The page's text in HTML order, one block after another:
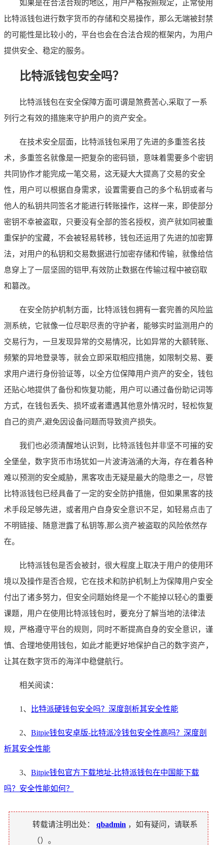
如果是在合法合规的地区，用户严格按照规定，正常使用
比特派钱包进行数字货币的存储和交易操作，那么无端被封禁
的可能性是比较小的，平台也会在合法合规的框架内，为用户
提供安全、稳定的服务。
比特派钱包安全吗？
比特派钱包在安全保障方面可谓是煞费苦心,采取了一系
列行之有效的措施来守护用户的资产安全。
在技术安全层面，比特派钱包采用了先进的多重签名技
术，多重签名就像是一把复杂的密码锁，意味着需要多个密钥
共同协作才能完成一笔交易，这无疑大大提高了交易的安全
性，用户可以根据自身需求，设置需要自己的多个私钥或者与
他人的私钥共同签名才能进行转账操作，这样一来，即使部分
密钥不幸被盗取，只要没有全部的签名授权，资产就如同被重
重保护的宝藏，不会被轻易转移，钱包还运用了先进的加密算
法，对用户的私钥和交易数据进行加密存储和传输，就像给信
息穿上了一层坚固的铠甲,有效防止数据在传输过程中被窃取
和篡改。
在安全防护机制方面，比特派钱包拥有一套完善的风险监
测系统，它就像一位尽职尽责的守护者，能够实时监测用户的
交易行为，一旦发现异常的交易情况，比如异常的大额转账、
频繁的异地登录等，就会立即采取相应措施，如限制交易、要
求用户进行身份验证等，以全方位保障用户资产的安全，钱包
还贴心地提供了备份和恢复功能，用户可以通过备份助记词等
方式，在钱包丢失、损坏或者遭遇其他意外情况时，轻松恢复
自己的资产,避免因设备问题而导致资产损失。
我们也必须清醒地认识到，比特派钱包并非坚不可摧的安
全堡垒，数字货币市场犹如一片波涛汹涌的大海，存在着各种
难以预测的安全威胁，黑客攻击无疑是最大的隐患之一，尽管
比特派钱包已经具备了一定的安全防护措施，但如果黑客的技
术手段足够先进，或者用户自身安全意识不足，如轻易点击了
不明链接、随意泄露了私钥等,那么资产被盗取的风险依然存
在。
比特派钱包是否会被封，很大程度上取决于用户的使用环
境以及操作是否合规，它在技术和防护机制上为保障用户安全
付出了诸多努力，但安全问题始终是一个不能掉以轻心的重要
课题，用户在使用比特派钱包时，要充分了解当地的法律法
规，严格遵守平台的规则，同时不断提高自身的安全意识，谨
慎、合理地使用钱包，如此才能更好地保护自己的数字资产，
让其在数字货币的海洋中稳健航行。
相关阅读：
1、 比特派硬钱包安全吗？深度剖析其安全性能
2、 Bitpie钱包安卓版-比特派冷钱包安全性高吗？深度剖
析其安全性能
3、 Bitpie钱包官方下载地址-比特派钱包在中国能下载
吗？安全性能如何？
转载请注明出处： qbadmin ，如有疑问，请联系
（）。